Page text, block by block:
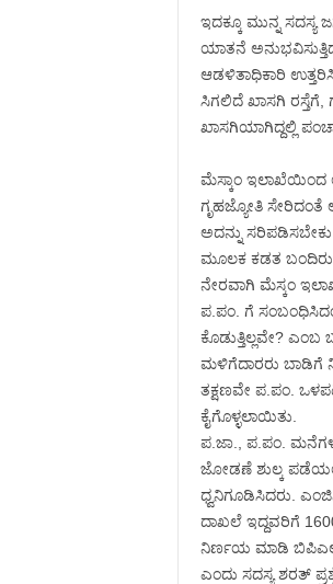
ಇದಕ್ಕೂ ಮುನ್ನ
ಯಾತನೆ
ಆಡಳಿತಾಧಿಕಾರಿ
ಸಿಗಲಿದೆ ಖಾಸಗಿ ರಸ್ತೆಗೆ,
ಖಾಸಗಿಯಾಗಿದ್ದಲ್ಲಿ
ಮೆಸ್ಕಾಂ ಇಲಾಖೆಯಿಂದ
ಗೃಹಜ್ಯೋತಿ ಸೇರಿದಂತೆ
ಅದನ್ನು
ಮೂಲಕ ಕಡತ
ನೇರವಾಗಿ ಮೆಸ್ಕಂ
ಪ.ಪಂ. ಗೆ
ಕೊಡುತ್ತಿಲ್ಲವೇ?
ಮಳಿಗೆದಾರರು ಬಾಡಿಗೆ
ತಕ್ಷಣವೇ ಪ.ಪಂ.
ಕೈಗೊಳ್ಳಲಾಯಿತು.
ಪ.ಜಾ., ಪ.ಪಂ.
ಜೋಡಣೆ ಶುಲ್ಕ
ಧ್ವನಿಗೂಡಿಸಿದರು.
ದಾಖಲೆ ಇದ್ದವರಿಗೆ
ನಿರ್ಣಯ ಮಾಡಿ ಬಿಪಿಎಲ್
ಎಂದು ಸದಸ್ಯ ಶರತ್